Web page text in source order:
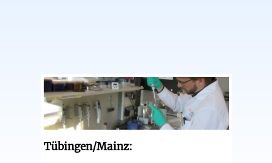
Tübingen/Mainz: